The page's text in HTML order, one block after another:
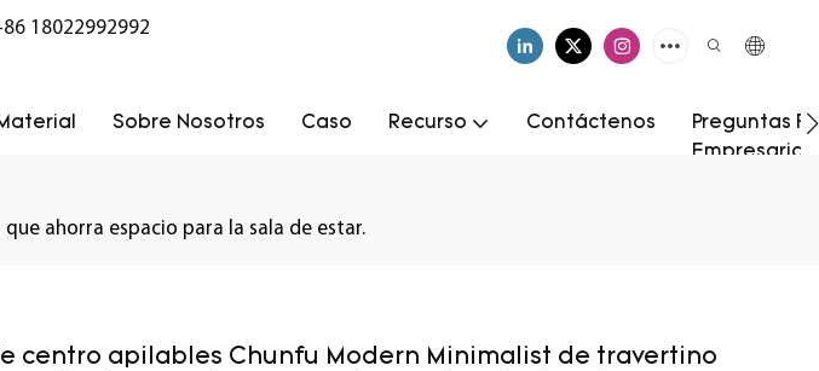
18022992992
Sobre Nosotros Caso Recurso Contáctenos
Preguntas
ahorra espacio para la sala de estar.
centro apilables Chunfu Modern Minimalist de travertino